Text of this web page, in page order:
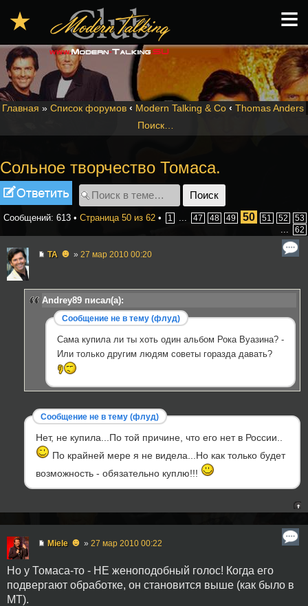
Главная » Список форумов ‹ Modern Talking & Co ‹ Thomas Anders
Поиск…
Сольное творчество Томаса.
Ответить
Сообщений: 613 • Страница 50 из 62 • 1 47 48 49 50 51 52 53
62
TA ☻ » 27 мар 2010 00:20
Andrey89 писал(а):
Сообщение не в тему (флуд)
Сама купила ли ты хоть один альбом Рока Вуазина? -
Или только другим людям советы горазда давать?
Сообщение не в тему (флуд)
Нет, не купила...По той причине, что его нет в России..
По крайней мере я не видела...Но как только будет
возможность - обязательно куплю!!!
Miele ☻ » 27 мар 2010 00:22
Но у Томаса-то - НЕ женоподобный голос! Когда его
подвергают обработке, он становится выше (как было в
МТ).
★ ≡